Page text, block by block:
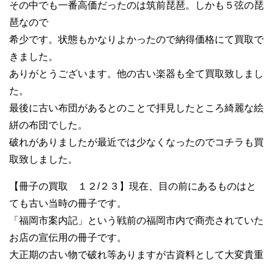
その中でも一番高価だったのは筑前琵琶。しかも５弦の琵
琶なので
希少です。状態もかなりよかったので納得価格にて買取で
きました。
ありがとうございます。他の古い楽器も全て買取致しまし
た。
最後に古い布団があるとのことで拝見したところ綺麗な絵
絣の布団でした。
破れがありましたが最近では少なくなったのでコチラも買
取致しました。
【冊子の買取 １２/２３】現在、目の前にあるものはと
ても古い当時の冊子です。
「福岡市案内記」という戦前の福岡市内で商売されていた
お店の宣伝用の冊子です。
大正期の古い物で破れ等ありますが古資料として大変貴重